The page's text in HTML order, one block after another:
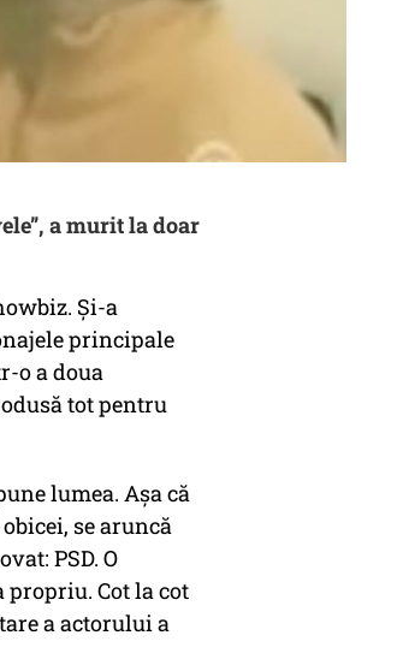
a murit la doar
Și-a
principale
o a doua
tot pentru
lumea. Așa că
se aruncă
PSD. O
propriu. Cot la cot
a actorului a